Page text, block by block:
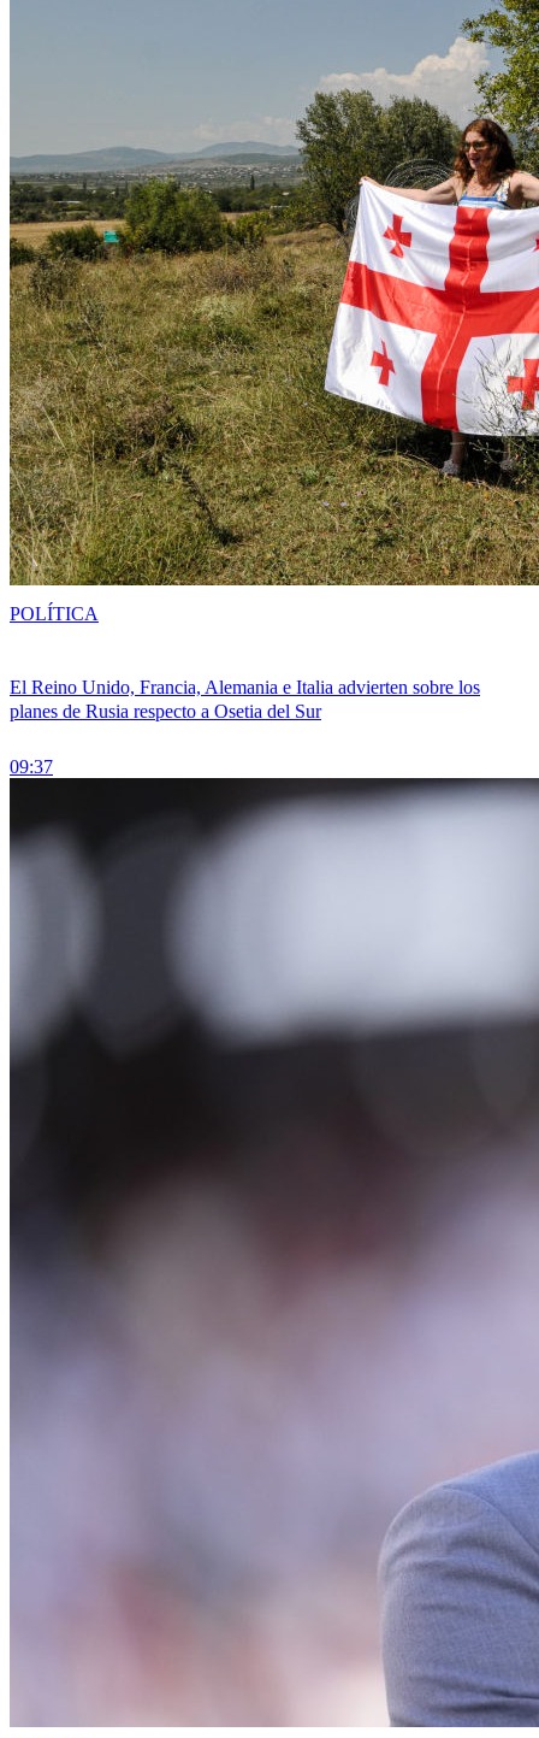
El Reino Unido, Francia, Alemania e Italia advierten sobre los
planes de Rusia respecto a Osetia del Sur
09:37
POLÍTICA